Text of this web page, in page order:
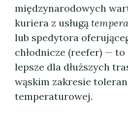
międzynarodowych
kuriera z usługą
lub spedytora
chłodnicze (reefer) —
lepsze dla dłuższych
wąskim zakresie
temperaturowej.